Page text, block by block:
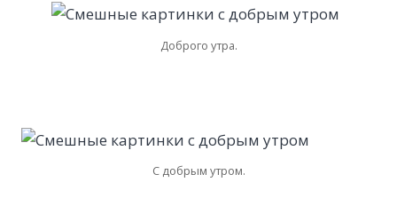
Доброго утра.
С добрым утром.